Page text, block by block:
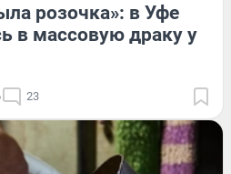
розочка»: в Уфе
в массовую драку у
23